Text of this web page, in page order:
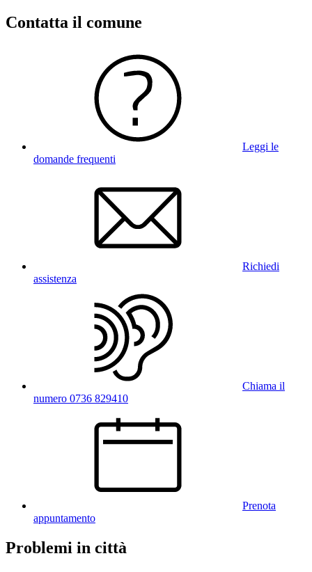
Contatta il comune
Leggi le
domande frequenti
Richiedi
assistenza
Chiama il
numero 0736 829410
Prenota
appuntamento
Problemi in città